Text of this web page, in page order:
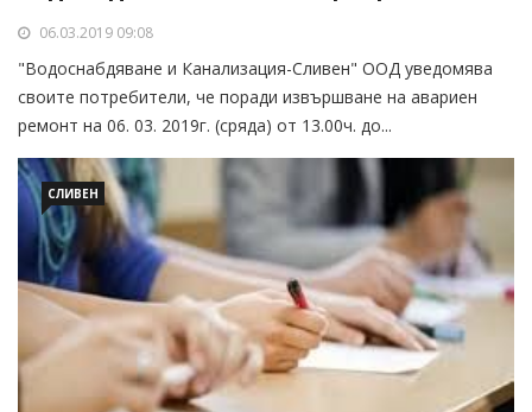
06.03.2019 09:08
"Водоснабдяване и Канализация-Сливен" ООД уведомява
своите потребители, че поради извършване на авариен
ремонт на 06. 03. 2019г. (сряда) от 13.00ч. до...
СЛИВЕН